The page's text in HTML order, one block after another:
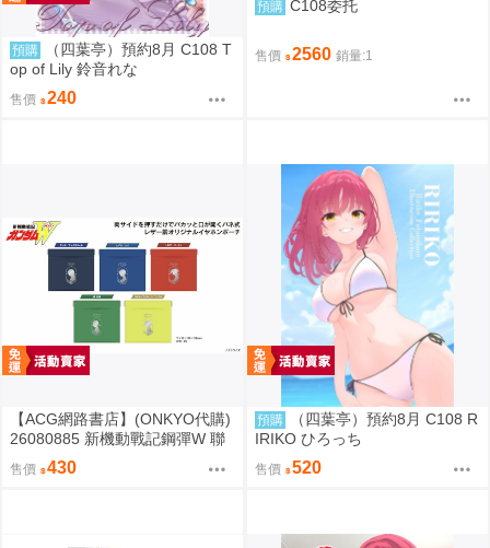
預購
（四葉亭）預約8月 C108 T
op of Lily 鈴音れな
售價 240
預購 C108委托
售價 2560 銷量:1
【ACG網路書店】(ONKYO代購)
26080885 新機動戰記鋼彈W 聯
名耳機 收納包
售價 430
預購
（四葉亭）預約8月 C108 R
IRIKO ひろっち
售價 520